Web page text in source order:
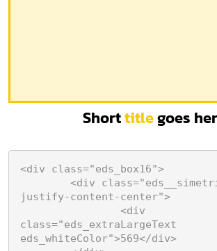
Shorttitlegoes
<div class="eds_box16">
justify-content-center">
class="eds_extraLargeText
eds_whiteColor">569</div>